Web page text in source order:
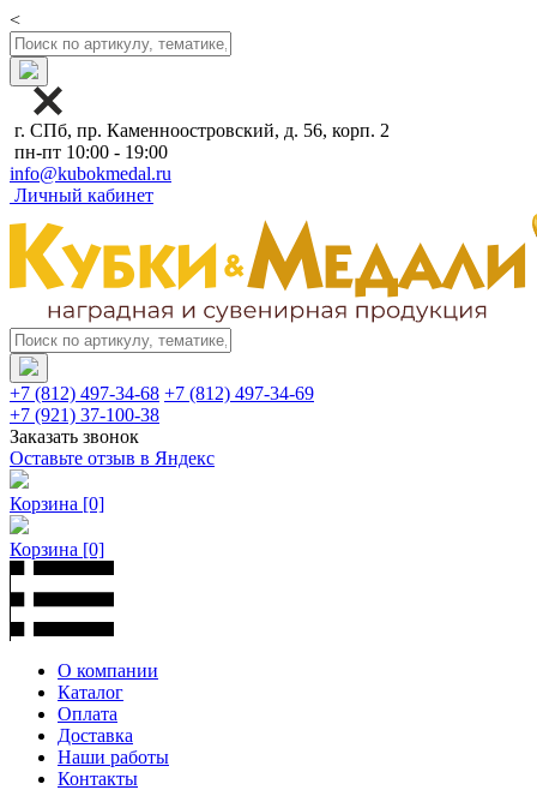
<
г. СПб, пр. Каменноостровский, д. 56, корп. 2
пн-пт 10:00 - 19:00
info@kubokmedal.ru
Личный кабинет
+7 (812) 497-34-68 +7 (812) 497-34-69
+7 (921) 37-100-38
Заказать звонок
Оставьте отзыв в Яндекс
Корзина [0]
Корзина [0]
О компании
Каталог
Оплата
Доставка
Наши работы
Контакты